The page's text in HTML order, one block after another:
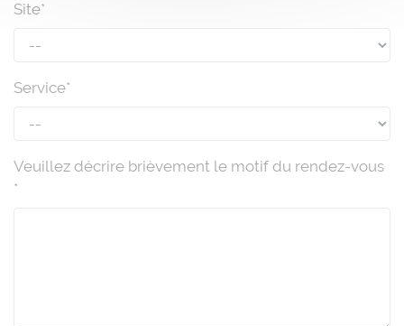
Site*
Service*
Veuillez décrire brièvement le motif du rendez-vous
*